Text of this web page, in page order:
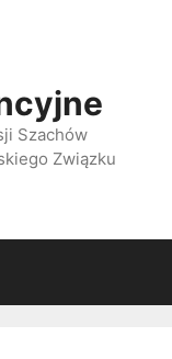
Szachów
Związku